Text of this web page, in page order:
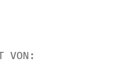
VON: